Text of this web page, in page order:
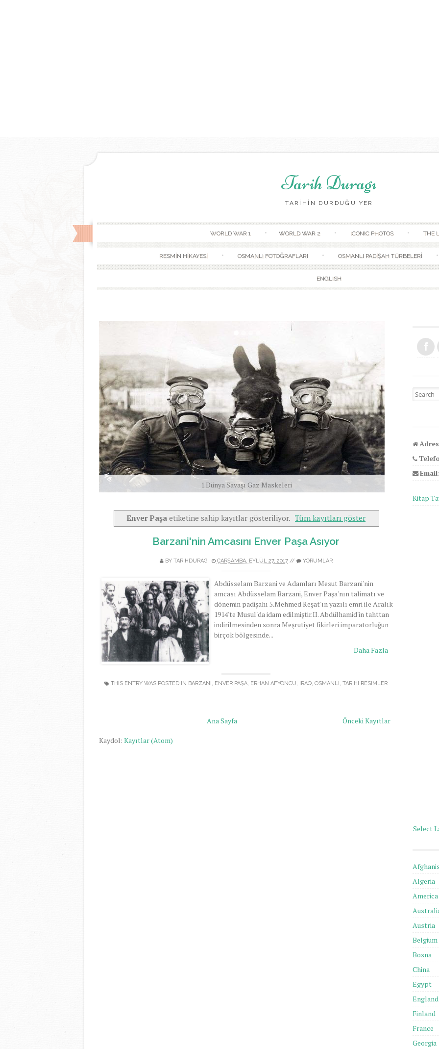
Tarih Duragı
TARİHİN DURDUĞU YER
WORLD WAR 1 WORLD WAR 2 ICONIC PHOTOS THE
RESMİN HİKAYESİ OSMANLI FOTOĞRAFLARI OSMANLI PADİŞAH TÜRBELERİ
ENGLISH
1.Dünya Savaşı Gaz Maskeleri
Enver Paşaetiketine sahip kayıtlar gösteriliyor. Tüm kayıtları göster
Barzani'nin Amcasını Enver Paşa Asıyor
BY TARIHDURAGI ÇARŞAMBA, EYLÜL 27, 2017// YORUMLAR
Abdüsselam Barzani ve Adamları Mesut Barzani'nin
amcası Abdüsselam Barzani, Enver Paşa'nın talimatı ve
dönemin padişahı 5.Mehmed Reşat'ın yazılı emri ile Aralık
1914'te Musul'da idam edilmiştir. ​II. Abdülhamid'in tahttan
indirilmesinden sonra Meşrutiyet fikirleri imparatorluğun
birçok bölgesinde...
Daha Fazla
THIS ENTRY WAS POSTED IN BARZANI , ENVER PAŞA, ERHAN AFYONCU, IRAQ, OSMANLI , TARIHI RESIMLER
Önceki Kayıtlar
Ana Sayfa
Kaydol: Kayıtlar (Atom)
Search
Kitap
Select
Algeria
America
Austria
Belgium
Bosna
China
Egypt
England
Finland
France
Georgia